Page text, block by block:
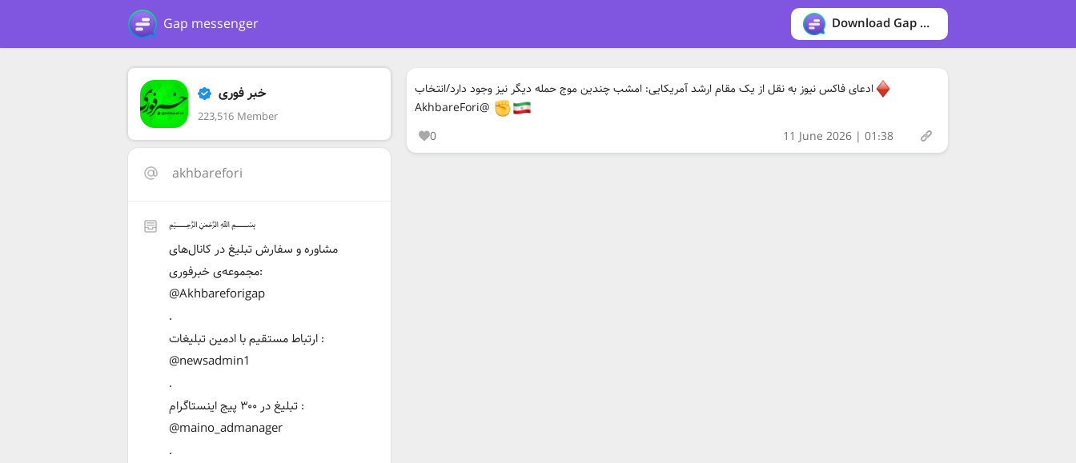
Gap messenger Download Gap messenger
خبر فوری
223,516 Member
akhbarefori
﷽
مشاوره و سفارش تبلیغ در کانال‌های
مجموعه‌ی خبرفوری:
@Akhbareforigap
.
ارتباط مستقیم با ادمین تبلیغات :
@newsadmin1
.
تبلیغ در ۳۰۰ پیج اینستاگرام :
@maino_admanager
.
ادعای فاکس نیوز به نقل از یک مقام ارشد آمریکایی: امشب چندین موج حمله دیگر نیز وجود دارد/انتخاب
@AkhbareFori
0
11 June 2026 | 01:38